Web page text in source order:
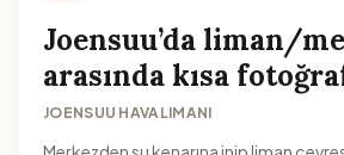
Joensuu’da liman/
arasında kısa
JOENSUU HAVALIMANI